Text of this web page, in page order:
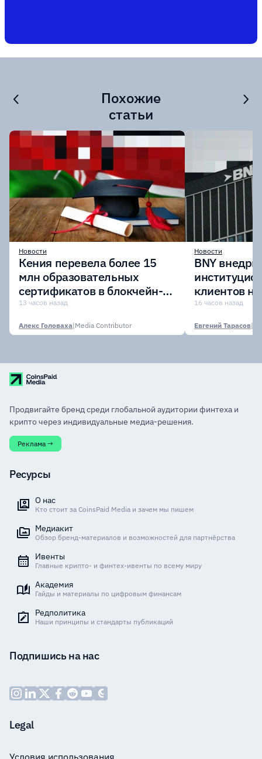
Похожие
статьи
Новости
Кения перевела более 15
млн образовательных
сертификатов в блокчейн-
сеть Avalanche
13 часов назад
Алекс Головаха|Media Contributor
Новости
BNY
клиентов
Digital Asset
16 часов назад
Евгений Тарасов|
Продвигайте бренд среди глобальной аудитории финтеха и
крипто через индивидуальные медиа-решения.
Реклама →
Ресурсы
О нас
Кто стоит за CoinsPaid Media и зачем мы пишем
Медиакит
Обзор бренд-материалов и возможностей для партнёрства
Ивенты
Главные крипто- и финтех-ивенты по всему миру
Академия
Гайды и материалы по цифровым финансам
Редполитика
Наши принципы и стандарты публикаций
Подпишись на нас
Legal